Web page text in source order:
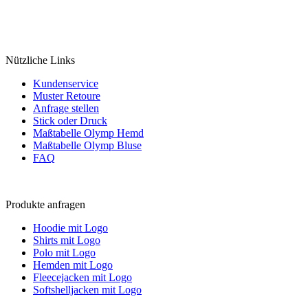
Nützliche Links
Kundenservice
Muster Retoure
Anfrage stellen
Stick oder Druck
Maßtabelle Olymp Hemd
Maßtabelle Olymp Bluse
FAQ
Produkte anfragen
Hoodie mit Logo
Shirts mit Logo
Polo mit Logo
Hemden mit Logo
Fleecejacken mit Logo
Softshelljacken mit Logo